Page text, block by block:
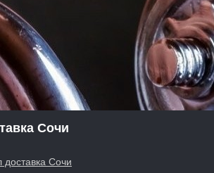
Сочи
доставка Сочи